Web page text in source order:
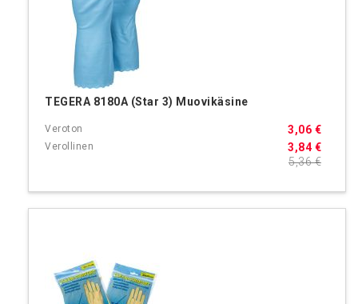
TEGERA 8180A (Star 3) Muovikäsine
3,84 €
3,06 €
5,36 €